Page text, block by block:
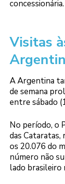
concessionária.
Visitas
A Argentina
de semana
entre sábado
No período, o
das
os 20.076 do
número não
lado brasileiro